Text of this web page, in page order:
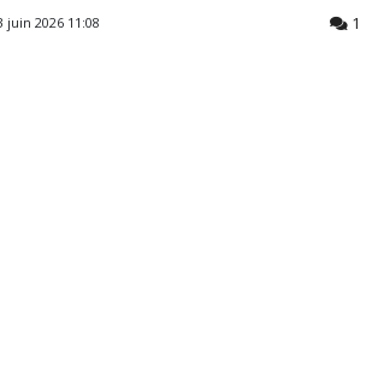
juin 2026 11:08 1